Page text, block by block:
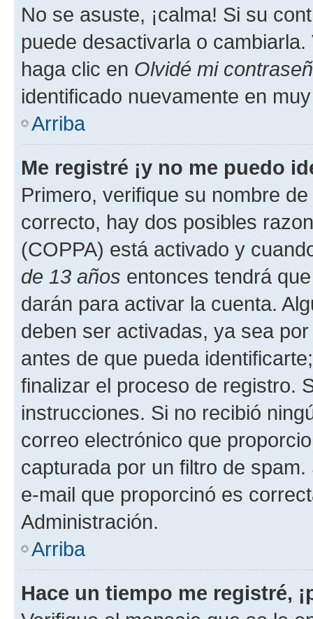
No se asuste, ¡calma! Si su
puede desactivarla o
haga clic en Olvidé mi
identificado nuevamente en
Arriba
Me registré ¡y no me puedo
Primero, verifique su nombre
correcto, hay dos posibles
(COPPA) está activado y
de 13 años entonces tendrá
darán para activar la cuenta.
deben ser activadas, ya sea
antes de que pueda
finalizar el proceso de registro.
instrucciones. Si no recibió
correo electrónico que
capturada por un filtro de
e-mail que proporcinó es
Administración.
Arriba
Hace un tiempo me registré,